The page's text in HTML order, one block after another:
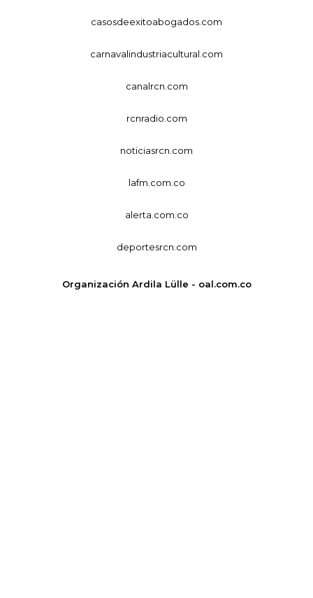
casosdeexitoabogados.com
carnavalindustriacultural.com
canalrcn.com
rcnradio.com
noticiasrcn.com
lafm.com.co
alerta.com.co
deportesrcn.com
Organización Ardila Lülle - oal.com.co